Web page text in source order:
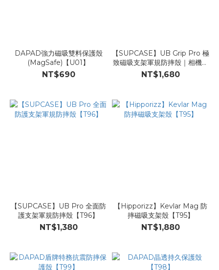
DAPAD強力磁吸雙料保護殼
(MagSafe)【U01】
NT$690
【SUPCASE】UB Grip Pro 極
致磁吸支架軍規防摔殼｜相機按
鍵 【T97】
NT$1,680
【SUPCASE】UB Pro 全面防
護支架軍規防摔殼【T96】
NT$1,380
【Hipporizz】Kevlar Mag 防
摔磁吸支架殼【T95】
NT$1,880